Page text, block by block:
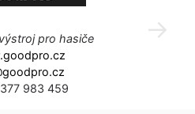
pro hasiče
983 459